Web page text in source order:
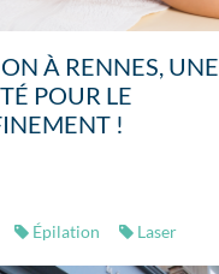
À RENNES, UNE
POUR LE
!
Épilation Laser